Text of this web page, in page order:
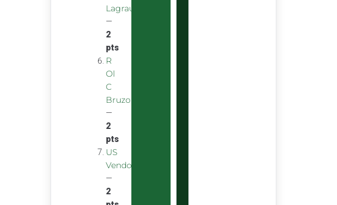
Lagraulière
—
2
pts
R
Ol
C
Bruzois
—
2
pts
US
Vendomoise
—
2